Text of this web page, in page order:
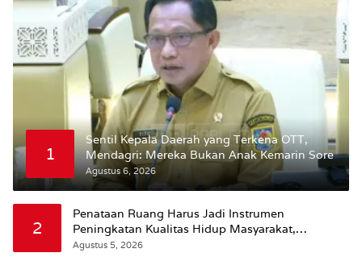
1
Sentil Kepala Daerah yang Terkena OTT,
Mendagri: Mereka Bukan Anak Kemarin Sore
Agustus 6, 2026
2
Penataan Ruang Harus Jadi Instrumen
Peningkatan Kualitas Hidup Masyarakat,
Wattimena: Revisi RT-RW Ditetapkan Pemkot
Agustus 5, 2026